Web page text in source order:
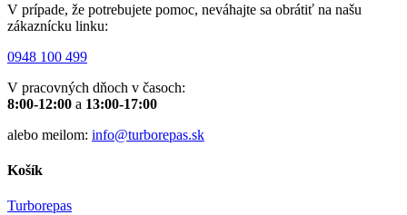
V prípade, že potrebujete pomoc, neváhajte sa obrátiť na našu
zákaznícku linku:
0948 100 499
V pracovných dňoch v časoch:
8:00-12:00 a 13:00-17:00
alebo meilom: info@turborepas.sk
Košík
Turborepas